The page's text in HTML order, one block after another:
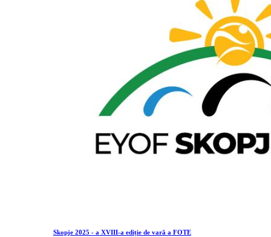
Skopje 2025 - a XVIII-a ediție de vară a FOTE